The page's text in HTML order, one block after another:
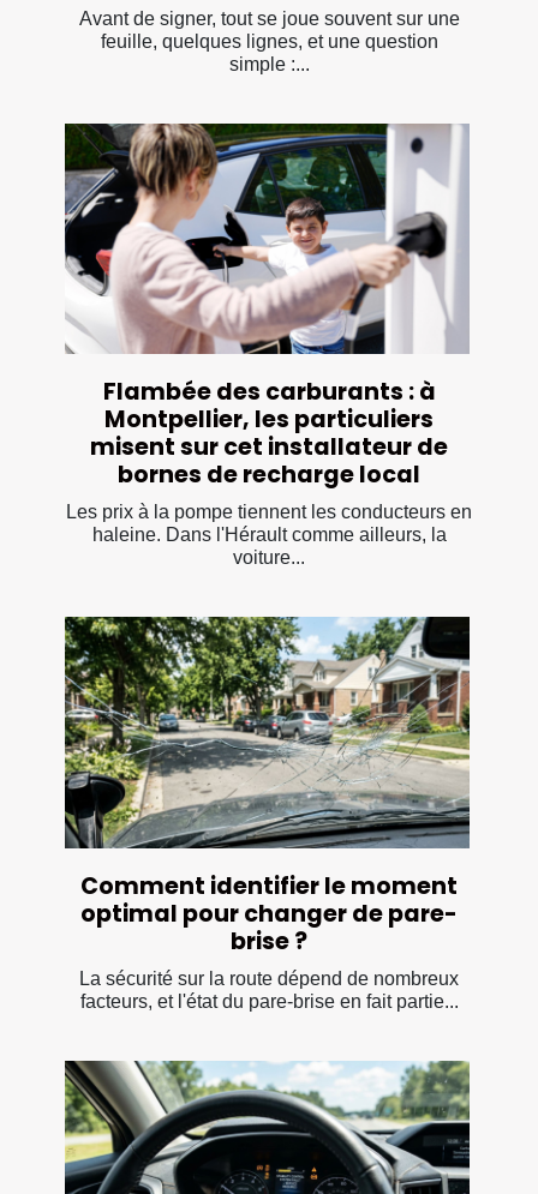
Avant de signer, tout se joue souvent sur une
feuille, quelques lignes, et une question
simple :...
Flambée des carburants : à
Montpellier, les particuliers
misent sur cet installateur de
bornes de recharge local
Les prix à la pompe tiennent les conducteurs en
haleine. Dans l'Hérault comme ailleurs, la
voiture...
Comment identifier le moment
optimal pour changer de pare-
brise ?
La sécurité sur la route dépend de nombreux
facteurs, et l'état du pare-brise en fait partie...